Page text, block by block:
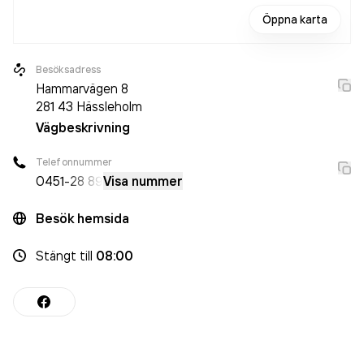
Öppna karta
Besöksadress
Hammarvägen 8
281 43 Hässleholm
Vägbeskrivning
Telefonnummer
0451-28 89 Visa nummer
Besök hemsida
Stängt till 08:00